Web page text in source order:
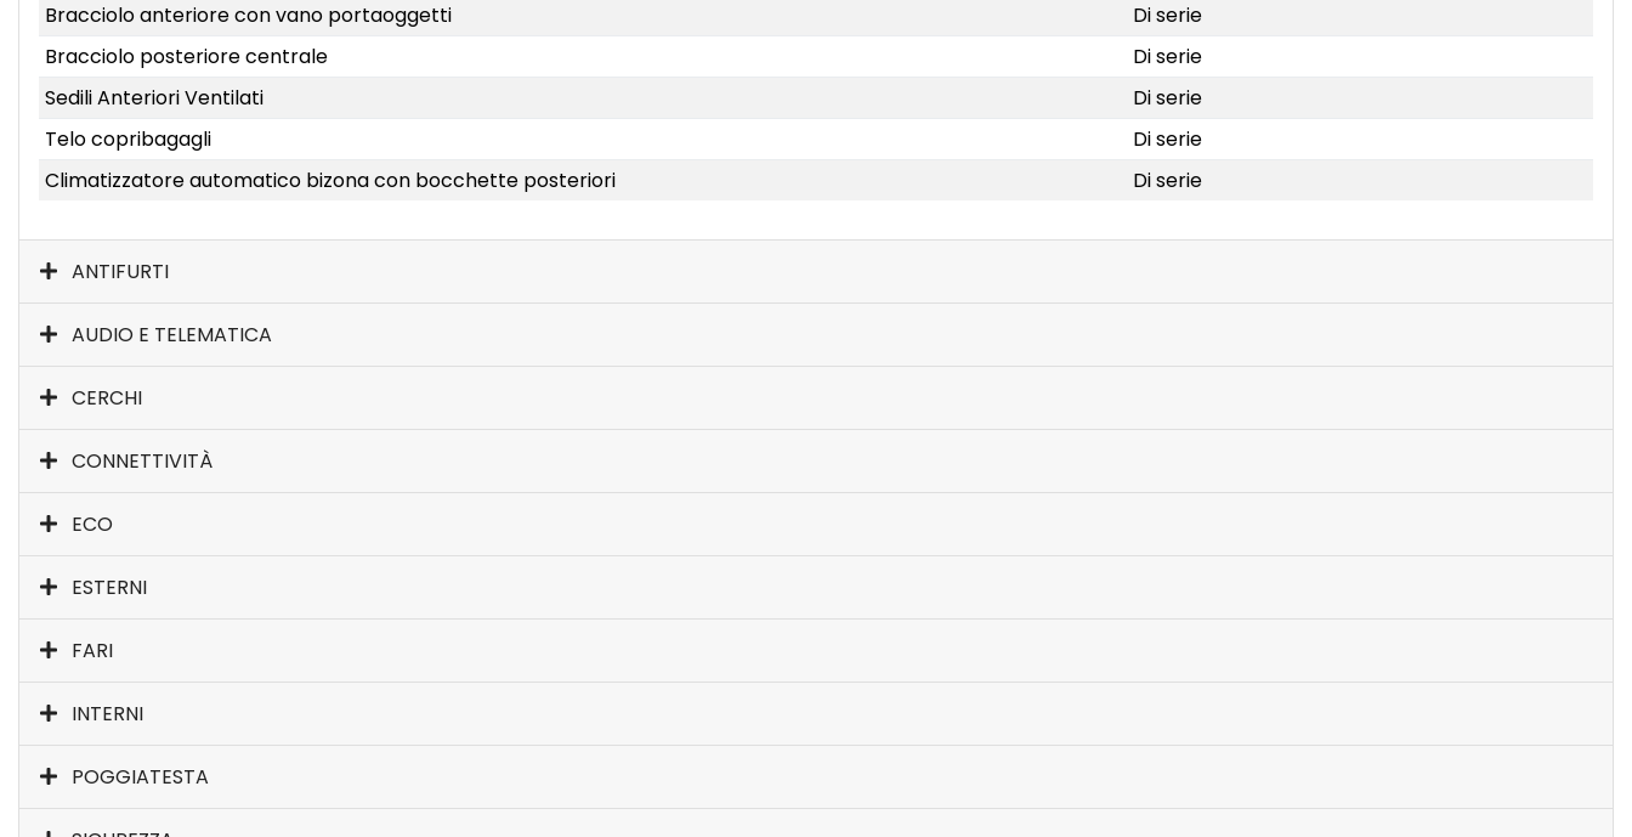
Bracciolo anteriore con vano portaoggetti
Di serie
Bracciolo posteriore centrale
Di serie
Sedili Anteriori Ventilati
Di serie
Telo copribagagli
Di serie
Climatizzatore automatico bizona con bocchette posteriori
Di serie
ANTIFURTI
AUDIO E TELEMATICA
CERCHI
CONNETTIVITÀ
ECO
ESTERNI
FARI
INTERNI
POGGIATESTA